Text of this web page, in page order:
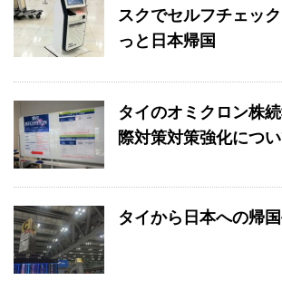
スクでセルフチェッ
っと日本帰国
タイのオミクロン株
際対策対策強化につ
タイから日本への帰